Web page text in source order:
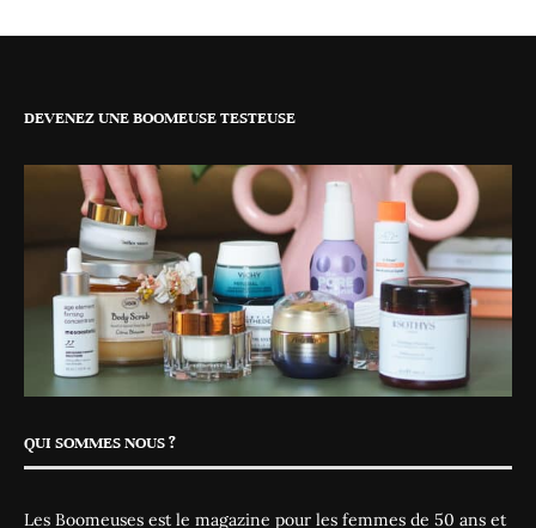
DEVENEZ UNE BOOMEUSE TESTEUSE
QUI SOMMES NOUS ?
Les Boomeuses est le magazine pour les femmes de 50 ans et